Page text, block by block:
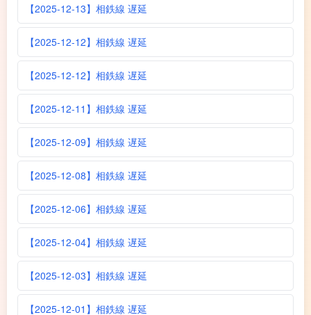
【2025-12-13】相鉄線 遅延
【2025-12-12】相鉄線 遅延
【2025-12-12】相鉄線 遅延
【2025-12-11】相鉄線 遅延
【2025-12-09】相鉄線 遅延
【2025-12-08】相鉄線 遅延
【2025-12-06】相鉄線 遅延
【2025-12-04】相鉄線 遅延
【2025-12-03】相鉄線 遅延
【2025-12-01】相鉄線 遅延